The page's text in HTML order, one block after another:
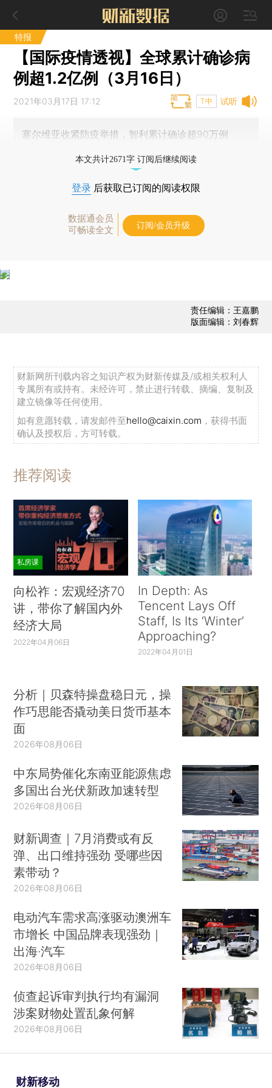
特报
【国际疫情透视】全球累计确诊病
例超1.2亿例（3月16日）
试听
2021年03月17日 17:12 T中
塞尔维亚收紧防疫举措，智利累计确诊超90万例
本文共计2671字 订阅后继续阅读
登录 后获取已订阅的阅读权限
数据通会员
可畅读全文
订阅/会员升级
责任编辑：王嘉鹏
版面编辑：刘春辉
财新网所刊载内容之知识产权为财新传媒及/或相关权利人
专属所有或持有。未经许可，禁止进行转载、摘编、复制及
建立镜像等任何使用。
如有意愿转载，请发邮件至hello@caixin.com ，获得书面
确认及授权后，方可转载。
推荐阅读
私房课
向松祚：宏观经济70
讲，带你了解国内外
经济大局
2022年04月06日
In Depth: As
Tencent Lays Off
Staff, Is Its ‘Winter’
Approaching?
2022年04月01日
分析｜贝森特操盘稳日元，操
作巧思能否撬动美日货币基本
面
2026年08月06日
中东局势催化东南亚能源焦虑
多国出台光伏新政加速转型
2026年08月06日
财新调查｜7月消费或有反
弹、出口维持强劲 受哪些因
素带动？
2026年08月06日
电动汽车需求高涨驱动澳洲车
市增长 中国品牌表现强劲｜
出海·汽车
2026年08月06日
侦查起诉审判执行均有漏洞
涉案财物处置乱象何解
2026年08月06日
财新移动